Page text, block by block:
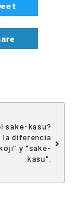
sake-kasu?
la diferencia
y "sake-
kasu".